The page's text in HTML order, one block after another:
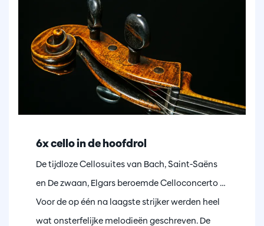
6x cello in de hoofdrol
De tijdloze Cellosuites van Bach, Saint-Saëns
en De zwaan, Elgars beroemde Celloconcerto …
Voor de op één na laagste strijker werden heel
wat onsterfelijke melodieën geschreven. De